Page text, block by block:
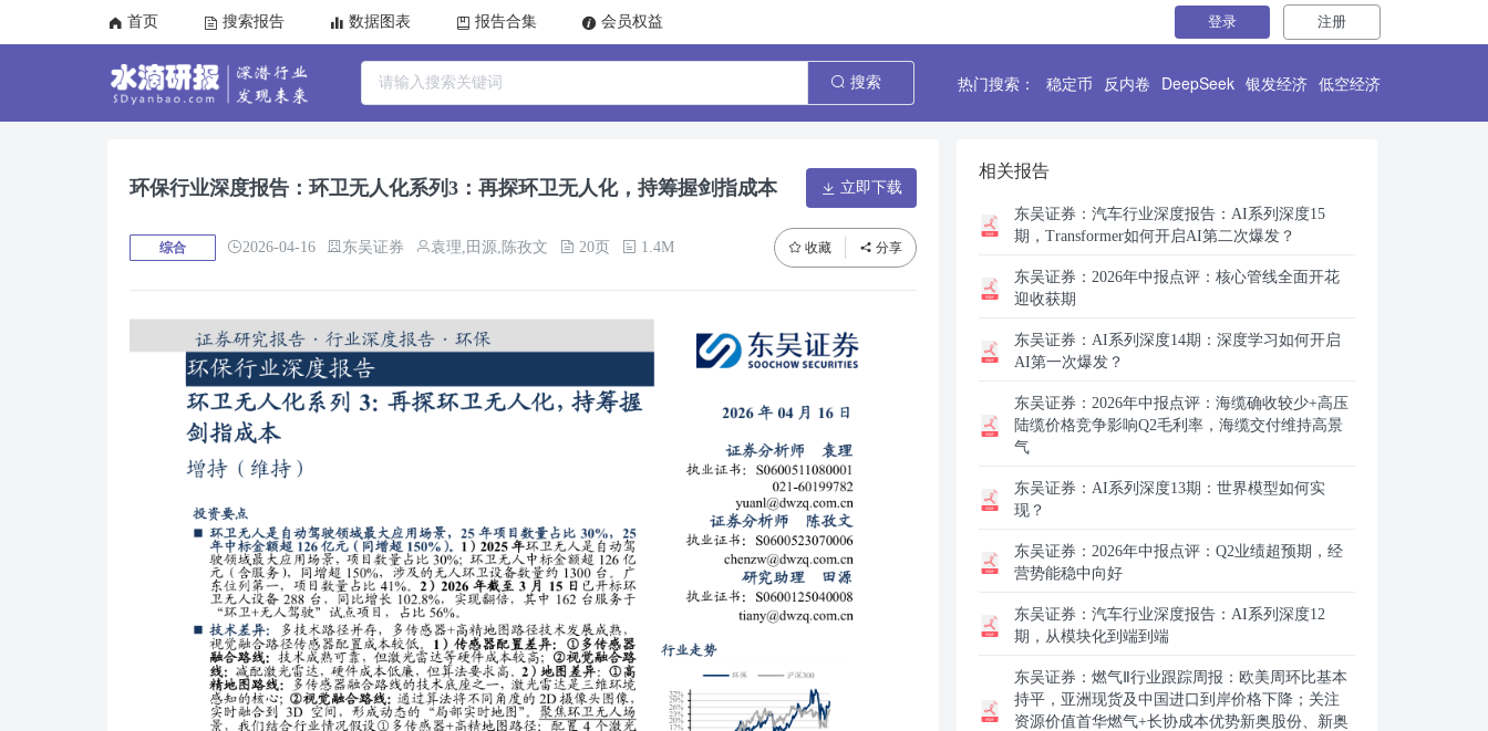
首页 搜索报告 数据图表 报告合集 会员权益 登录 注册
搜索 热门搜索： 稳定币 反内卷 DeepSeek 银发经济 低空经济
环保行业深度报告：环卫无人化系列3：再探环卫无人化，持筹握剑指成本 立即下载
综合 2026-04-16 东吴证券 袁理,田源,陈孜文 20页 1.4M 收藏 分享
相关报告
东吴证券： 汽车行业深度报告：AI系列深度15
期，Transformer如何开启AI第二次爆发？
东吴证券： 2026年中报点评：核心管线全面开花
迎收获期
东吴证券： AI系列深度14期：深度学习如何开启
AI第一次爆发？
东吴证券： 2026年中报点评：海缆确收较少+高压
陆缆价格竞争影响Q2毛利率，海缆交付维持高景
气
东吴证券： AI系列深度13期：世界模型如何实
现？
东吴证券： 2026年中报点评：Q2业绩超预期，经
营势能稳中向好
东吴证券： 汽车行业深度报告：AI系列深度12
期，从模块化到端到端
东吴证券： 燃气Ⅱ行业跟踪周报：欧美周环比基本
持平，亚洲现货及中国进口到岸价格下降；关注
资源价值首华燃气+长协成本优势新奥股份、新奥